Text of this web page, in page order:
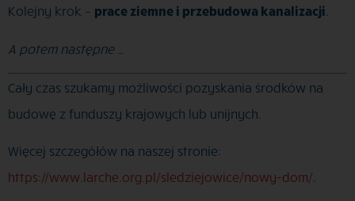
Kolejny krok – prace ziemne i przebudowa kanalizacji
A potem następne …
Cały czas szukamy możliwości pozyskania środków na
budowę z funduszy krajowych lub unijnych.
Więcej szczegółów na naszej stronie:
https://www.larche.org.pl/sledziejowice/nowy-dom/